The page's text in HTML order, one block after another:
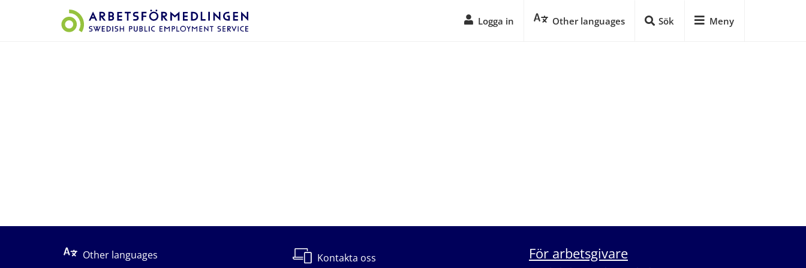
Logga in Other languages Sök Meny
Other languages
Kontakta oss För arbetsgivare